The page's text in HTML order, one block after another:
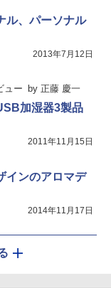
ル、パーソナル
2013年7月12日
ュー by 正藤 慶一
加湿器3製品
2011年11月15日
インのアロマデ
2014年11月17日